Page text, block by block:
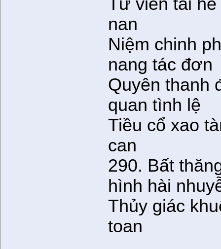
Tư viễn tái
nan
Niệm chinh
nang tác đơn
Quyên thanh
quan tình lệ
Tiều cổ xao
can
290. Bất
hình hài
Thủy giác
toan